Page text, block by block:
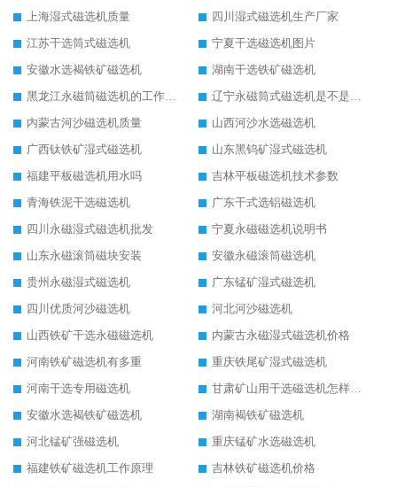
上海湿式磁选机质量
四川湿式磁选机生产厂家
江苏干选筒式磁选机
宁夏干选磁选机图片
安徽水选褐铁矿磁选机
湖南干选铁矿磁选机
黑龙江永磁筒磁选机的工作原理
辽宁永磁筒式磁选机是不是强磁
内蒙古河沙磁选机质量
山西河沙水选磁选机
广西钛铁矿湿式磁选机
山东黑钨矿湿式磁选机
福建平板磁选机用水吗
吉林平板磁选机技术参数
青海铁泥干选磁选机
广东干式选铝磁选机
四川永磁湿式磁选机批发
宁夏永磁磁选机说明书
山东永磁滚筒磁块安装
安徽永磁滚筒磁选机
贵州永磁湿式磁选机
广东锰矿湿式磁选机
四川优质河沙磁选机
河北河沙磁选机
山西铁矿干选永磁磁选机
内蒙古永磁湿式磁选机价格
河南铁矿磁选机有多重
重庆铁尾矿湿式磁选机
河南干选专用磁选机
甘肃矿山用干选磁选机怎样调磁
安徽水选褐铁矿磁选机
湖南褐铁矿磁选机
河北锰矿强磁选机
重庆锰矿水选磁选机
福建铁矿磁选机工作原理
吉林铁矿磁选机价格